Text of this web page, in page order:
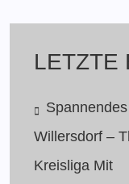
LETZTE
Willersdorf –
Kreisliga Mit